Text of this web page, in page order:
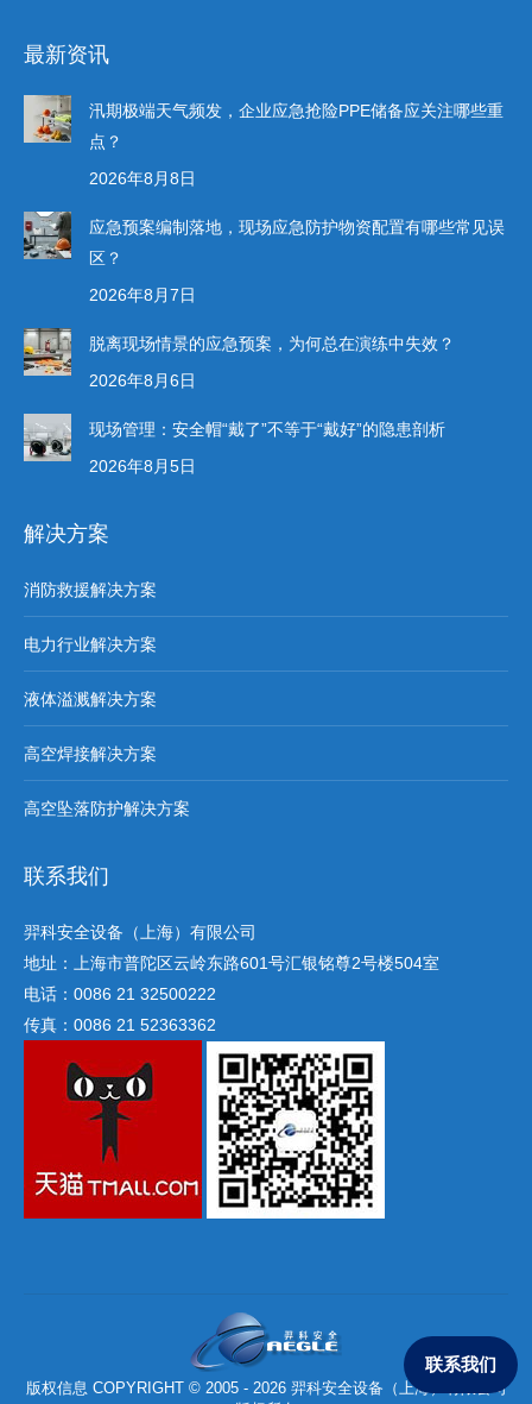
最新资讯
汛期极端天气频发，企业应急抢险PPE储备应关注哪些重
点？
2026年8月8日
应急预案编制落地，现场应急防护物资配置有哪些常见误
区？
2026年8月7日
脱离现场情景的应急预案，为何总在演练中失效？
2026年8月6日
现场管理：安全帽“戴了”不等于“戴好”的隐患剖析
2026年8月5日
解决方案
消防救援解决方案
电力行业解决方案
液体溢溅解决方案
高空焊接解决方案
高空坠落防护解决方案
联系我们
羿科安全设备（上海）有限公司
地址：上海市普陀区云岭东路601号汇银铭尊2号楼504室
电话：0086 21 32500222
传真：0086 21 52363362
版权信息 COPYRIGHT © 2005 - 2026 羿科安全设备（上海）有限公司
联系我们